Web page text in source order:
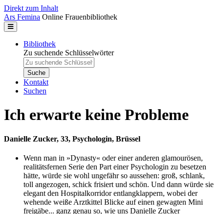
Direkt zum Inhalt
Ars Femina Online Frauenbibliothek
Bibliothek
Zu suchende Schlüsselwörter
Kontakt
Suchen
Ich erwarte keine Probleme
Danielle Zucker, 33, Psychologin, Brüssel
Wenn man in »Dynasty« oder einer anderen glamourösen,
realitätsfernen Serie den Part einer Psychologin zu besetzen
hätte, würde sie wohl ungefähr so aussehen: groß, schlank,
toll angezogen, schick frisiert und schön. Und dann würde sie
elegant den Hospitalkorridor entlangklappern, wobei der
wehende weiße Arztkittel Blicke auf einen gewagten Mini
freigäbe... ganz genau so, wie uns Danielle Zucker